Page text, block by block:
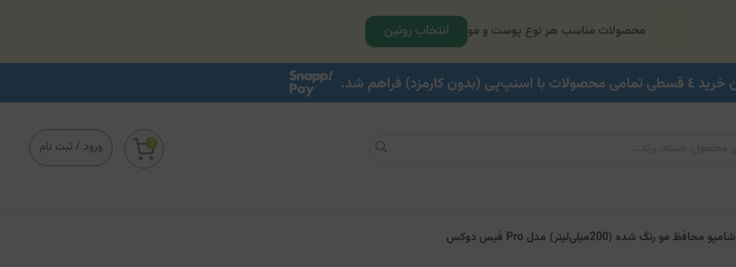
محصولات مناسب هر نوع پوست و مو انتخاب روتین
ورود / ثبت نام 0
شامپو محافظ مو رنگ شده (200ميلی‌لیتر) مدل Pro فيس دوكس